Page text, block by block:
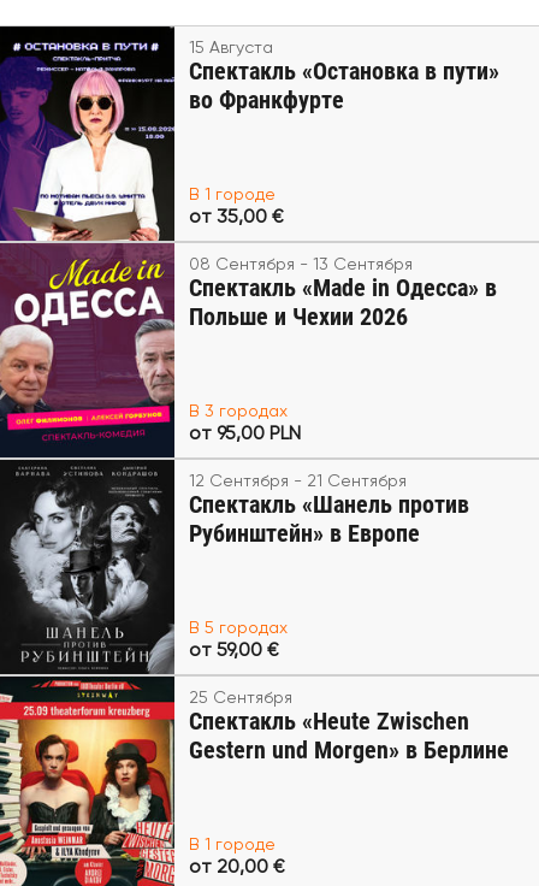
15 Августа
Спектакль «Остановка в пути»
во Франкфурте
В 1 городе
от 35,00 €
08 Сентября - 13 Сентября
Спектакль «Made in Одесса» в
Польше и Чехии 2026
В 3 городах
от 95,00 PLN
12 Сентября - 21 Сентября
Спектакль «Шанель против
Рубинштейн» в Европе
В 5 городах
от 59,00 €
25 Сентября
Спектакль «Heute Zwischen
Gestern und Morgen» в Берлине
В 1 городе
от 20,00 €